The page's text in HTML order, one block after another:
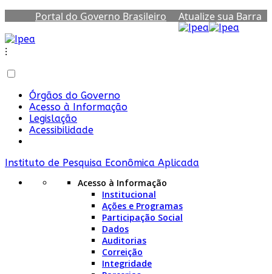
Portal do Governo Brasileiro
Atualize sua Barra
⁝
Órgãos do Governo
Acesso à Informação
Legislação
Acessibilidade
Instituto de Pesquisa Econômica Aplicada
Acesso à Informação
Institucional
Ações e Programas
Participação Social
Dados
Auditorias
Correição
Integridade